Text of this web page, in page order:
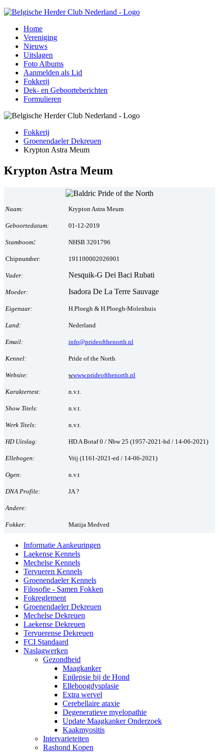
Home
Vereniging
Nieuws
Uitslagen
Foto Albums
Aanmelden als Lid
Fokkerij
Dek- en Geboorteberichten
Formulieren
Fokkerij
Groenendaeler Dekreuen
Krypton Astra Meum
Krypton Astra Meum
Naam: Krypton Astra Meum
Geboortedatum: 01-12-2019
Stamboom: NHSB 3201796
Chipnumber: 191100002026901
Vader: Nesquik-G Dei Baci Rubati
Moeder: Isadora De La Terre Sauvage
Eigenaar: H.Ploegh & H.Ploegh-Molenhuis
Land: Nederland
Email: info@prideofthenorth.nl
Kennel: Pride of the North
Website: wwww.prideofthenorth.nl
Karaktertest: n.v.t.
Show Titels: n.v.t.
Werk Titels: n.v.t.
HD Uitslag: HD A Botaf 0 / Nbw 25 (1957-2021-hd / 14-06-2021)
Ellebogen: Vrij (1161-2021-ed / 14-06-2021)
Ogen: n.v.t
DNA Profile: JA ?
Andere:
Fokker: Matija Medved
Informatie Aankeuringen
Laekense Kennels
Mechelse Kennels
Tervueren Kennels
Groenendaeler Kennels
Filosofie - Samen Fokken
Fokreglement
Groenendaeler Dekreuen
Mechelse Dekreuen
Laekense Dekreuen
Tervuerense Dekreuen
FCI Standaard
Naslagwerken
Gezondheid
Maagkanker
Epilepsie bij de Hond
Elleboogdysplasie
Extra wervel
Cerebellaire ataxie
Degeneratieve myelopathie
Update Maagkanker Onderzoek
Kaakmyositis
Intervarieteiten
Rashond Kopen